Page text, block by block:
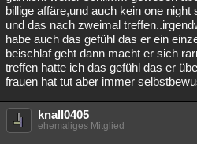
billige affäre,und auch kein one
und das nach zweimal
habe auch das gefühl das er ein
beischlaf geht dann macht er sich
treffen hatte ich das gefühl das er
frauen hat tut aber immer
knall0405
ehemaliges Mitglied